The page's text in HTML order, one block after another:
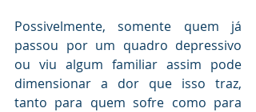
Possivelmente, somente quem já
passou por um quadro depressivo
ou viu algum familiar assim pode
dimensionar a dor que isso traz,
tanto para quem sofre como para